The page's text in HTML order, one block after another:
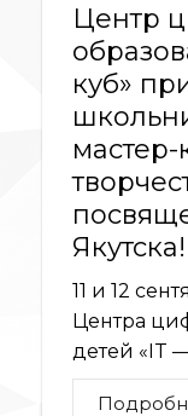
Центр
куб»
Якутска!
11 и 12
Центра
детей «IT